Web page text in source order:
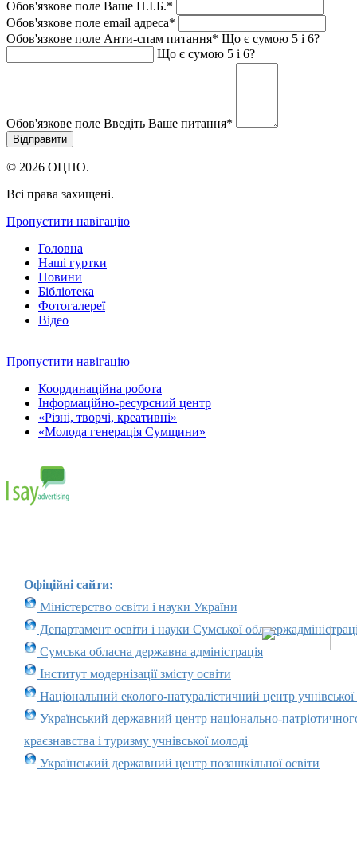
Обов'язкове поле Ваше П.I.Б.*
Обов'язкове поле email адреса*
Обов'язкове поле Анти-спам питання* Що є сумою 5 і 6?
Що є сумою 5 і 6?
Обов'язкове поле Введіть Ваше питання*
© 2026 ОЦПО.
Всі права захищені.
Пропустити навігацію
Головна
Наші гуртки
Новини
Бібліотека
Фотогалереї
Відео
Пропустити навігацію
Координаційна робота
Інформаційно-ресурсний центр
«Різні, творчі, креативні»
«Молода генерація Сумщини»
Офіційні сайти:
Міністерство освіти і науки України
Департамент освіти і науки Сумської
Сумська обласна державна адміністрація
Інститут модернізації змісту освіти
Національний еколого-натуралістичний центр учнівської
Український державний центр національно-
краєзнавства і туризму учнівської молоді
Український державний центр позашкільної освіти